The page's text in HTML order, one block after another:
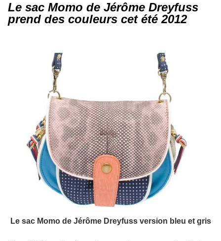
Le sac Momo de Jérôme Dreyfuss
prend des couleurs cet été 2012
Le sac Momo de Jérôme Dreyfuss version bleu et gris